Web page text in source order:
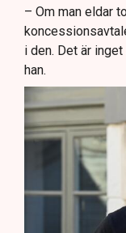
– Om man eldar
i den. Det är
han.